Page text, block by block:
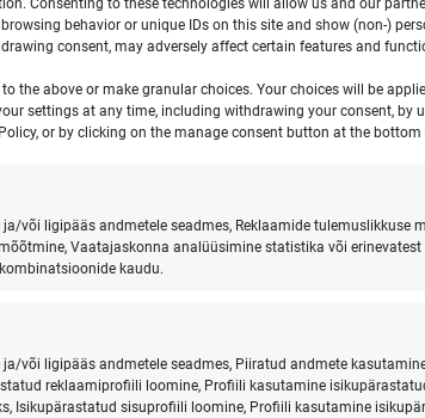
behavior or unique IDs on this site and show (non-)
consent, may adversely affect certain features and
the above or make granular choices. Your choices will be
settings at any time, including withdrawing your consent, by
or by clicking on the manage consent button at the bottom
või ligipääs andmetele seadmes, Reklaamide tulemuslikkuse
Vaatajaskonna analüüsimine statistika või
kaudu.
või ligipääs andmetele seadmes, Piiratud andmete
reklaamiprofiili loomine, Profiili kasutamine
Isikupärastatud sisuprofiili loomine, Profiili kasutamine
SURFI,